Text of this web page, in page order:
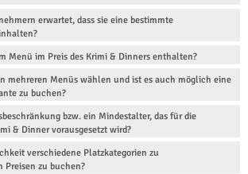
erwartet, dass sie eine bestimmte
Menü im Preis des Krimi & Dinners enthalten?
mehreren Menüs wählen und ist es auch möglich eine
zu buchen?
bzw. ein Mindestalter, das für die
& Dinner vorausgesetzt wird?
verschiedene Platzkategorien zu
zu buchen?